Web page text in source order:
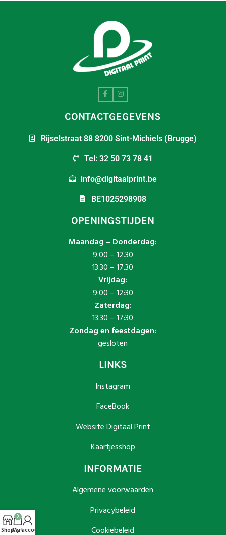
CONTACTGEGEVENS
Rijselstraat 88 8200 Sint-Michiels (Brugge)
Tel: 32 50 73 78 41
info@digitaalprint.be
BE1025298908
OPENINGSTIJDEN
Maandag – Donderdag:
9.00 – 12.30
13.30 – 17.30
Vrijdag:
9:00 – 12:30
Zaterdag:
13:30 – 17:30
Zondag en feestdagen:
gesloten
LINKS
Instagram
FaceBook
Website Digitaal Print
Kaartjesshop
INFORMATIE
Algemene voorwaarden
Privacybeleid
Cookiebeleid
Shop
0
Cart
My account